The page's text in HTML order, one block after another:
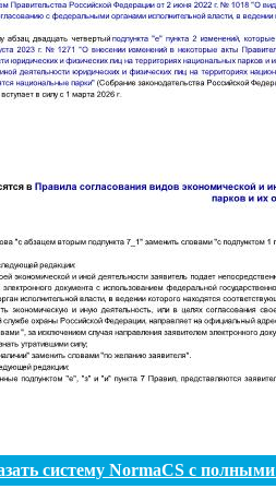
систему NormaCS с